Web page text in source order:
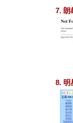
7. 朗
8. 明